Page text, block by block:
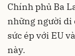
Chính phủ Ba
những người di
sức ép với EU
này.